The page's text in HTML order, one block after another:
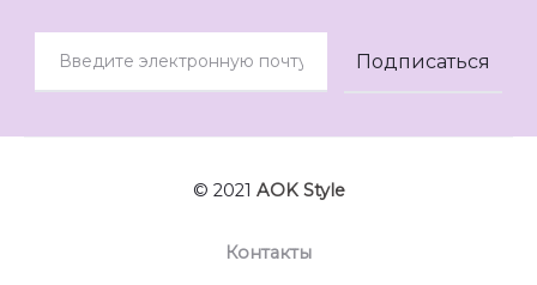
© 2021 AOK Style
Контакты